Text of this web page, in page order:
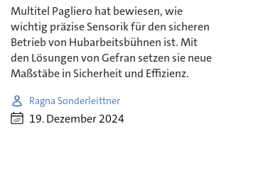
Multitel Pagliero hat bewiesen, wie
wichtig präzise Sensorik für den sicheren
Betrieb von Hubarbeitsbühnen ist. Mit
den Lösungen von Gefran setzen sie neue
Maßstäbe in Sicherheit und Effizienz.
Ragna Sonderleittner
19. Dezember 2024